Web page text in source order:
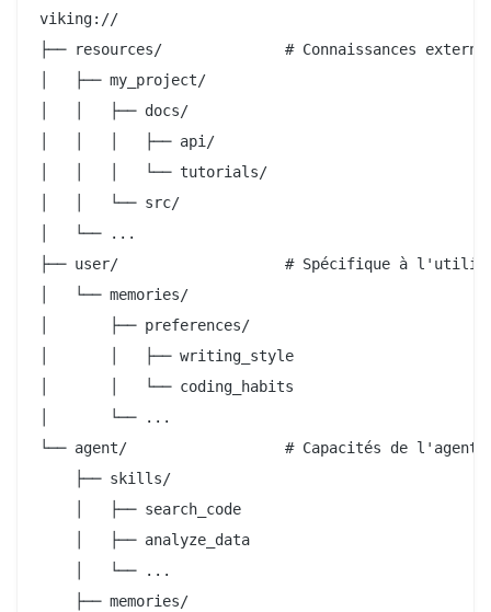
viking://
├── resources/              # Connaissances
│   ├── my_project/
│   │   ├── docs/
│   │   │   ├── api/
│   │   │   └── tutorials/
│   │   └── src/
│   └── ...
├── user/                   # Spécifique à
│   └── memories/
│       ├── preferences/
│       │   ├── writing_style
│       │   └── coding_habits
│       └── ...
└── agent/                  # Capacités de l'agent :
    ├── skills/
    │   ├── search_code
    │   ├── analyze_data
    │   └── ...
    ├── memories/